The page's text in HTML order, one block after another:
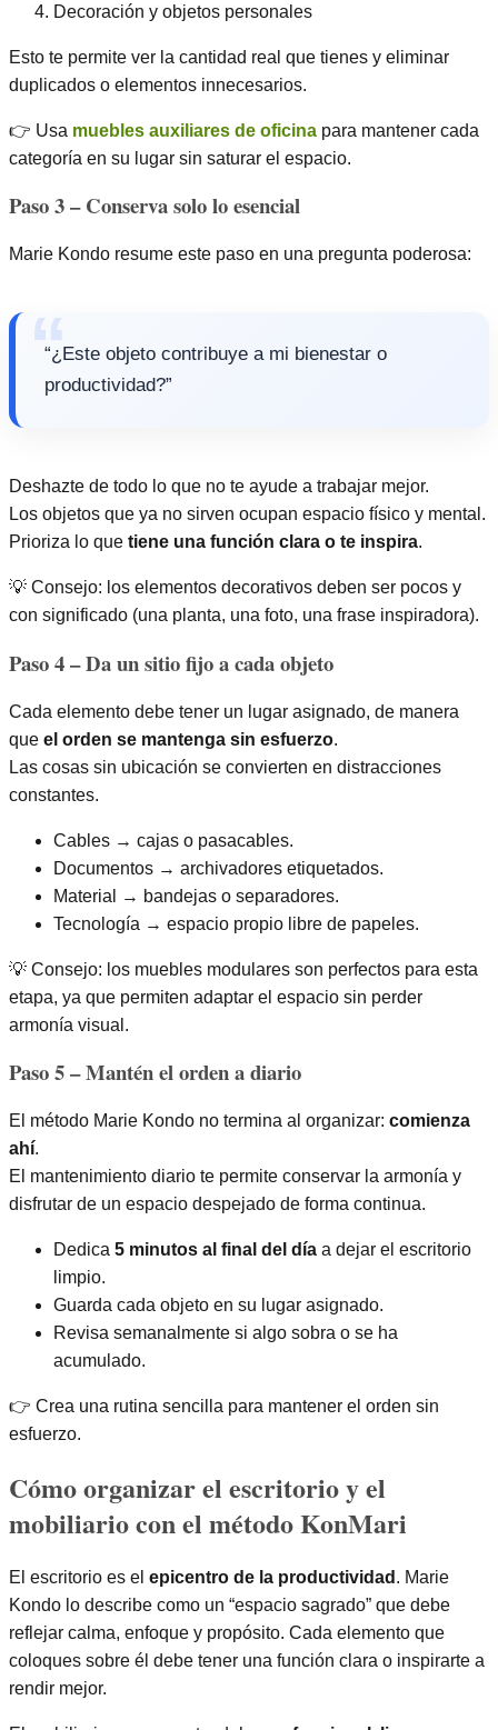
Decoración y objetos personales
Esto te permite ver la cantidad real que tienes y eliminar
duplicados o elementos innecesarios.
👉 Usa muebles auxiliares de oficina para mantener cada
categoría en su lugar sin saturar el espacio.
Paso 3 – Conserva solo lo esencial
Marie Kondo resume este paso en una pregunta poderosa:
“¿Este objeto contribuye a mi bienestar o
productividad?”
Deshazte de todo lo que no te ayude a trabajar mejor.
Los objetos que ya no sirven ocupan espacio físico y mental.
Prioriza lo que tiene una función clara o te inspira.
💡 Consejo: los elementos decorativos deben ser pocos y
con significado (una planta, una foto, una frase inspiradora).
Paso 4 – Da un sitio fijo a cada objeto
Cada elemento debe tener un lugar asignado, de manera
que el orden se mantenga sin esfuerzo.
Las cosas sin ubicación se convierten en distracciones
constantes.
Cables → cajas o pasacables.
Documentos → archivadores etiquetados.
Material → bandejas o separadores.
Tecnología → espacio propio libre de papeles.
💡 Consejo: los muebles modulares son perfectos para esta
etapa, ya que permiten adaptar el espacio sin perder
armonía visual.
Paso 5 – Mantén el orden a diario
El método Marie Kondo no termina al organizar: comienza
ahí.
El mantenimiento diario te permite conservar la armonía y
disfrutar de un espacio despejado de forma continua.
Dedica 5 minutos al final del día a dejar el escritorio
limpio.
Guarda cada objeto en su lugar asignado.
Revisa semanalmente si algo sobra o se ha
acumulado.
👉 Crea una rutina sencilla para mantener el orden sin
esfuerzo.
Cómo organizar el escritorio y el
mobiliario con el método KonMari
El escritorio es el epicentro de la productividad . Marie
Kondo lo describe como un “espacio sagrado” que debe
reflejar calma, enfoque y propósito. Cada elemento que
coloques sobre él debe tener una función clara o inspirarte a
rendir mejor.